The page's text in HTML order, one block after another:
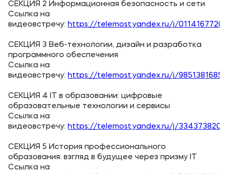
СЕКЦИЯ 2 Информационная безопасность и сети
Ссылка на
видеовстречу: https://telemost.yandex.ru/j/
СЕКЦИЯ 3 Веб-технологии, дизайн и разработка
программного обеспечения
Ссылка на
видеовстречу: https://telemost.yandex.ru/j/
СЕКЦИЯ 4 IT в образовании: цифровые
образовательные технологии и сервисы
Ссылка на
видеовстречу: https://telemost.yandex.ru/j/
СЕКЦИЯ 5 История профессионального
образования: взгляд в будущее через призму IT
Ссылка на